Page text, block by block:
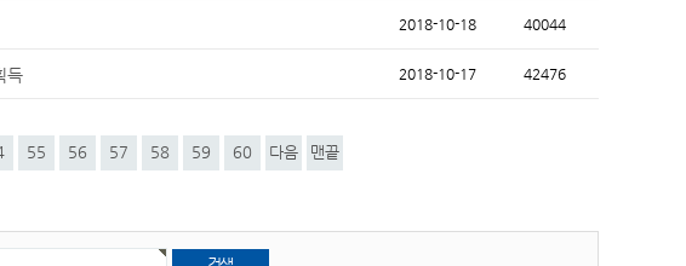
2018-10-18 40044
득 2018-10-17 42476
55 56 57 58 59 60 다음 맨끝